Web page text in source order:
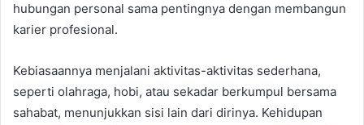
hubungan personal sama pentingnya dengan membangun
karier profesional.
Kebiasaannya menjalani aktivitas-aktivitas sederhana,
seperti olahraga, hobi, atau sekadar berkumpul bersama
sahabat, menunjukkan sisi lain dari dirinya. Kehidupan